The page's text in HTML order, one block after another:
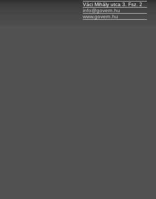
Váci Mihály utca 3. Fsz. 2
info@govern.hu
www.govern.hu